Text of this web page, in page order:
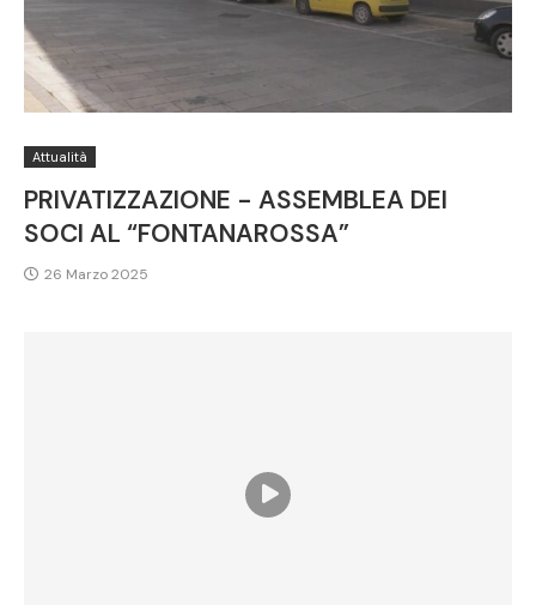
Attualità
PRIVATIZZAZIONE - ASSEMBLEA DEI
SOCI AL “FONTANAROSSA”
26 Marzo 2025